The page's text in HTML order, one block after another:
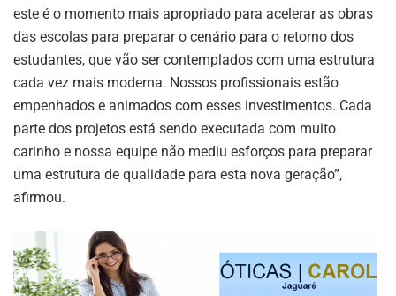
este é o momento mais apropriado para acelerar as obras
das escolas para preparar o cenário para o retorno dos
estudantes, que vão ser contemplados com uma estrutura
cada vez mais moderna. Nossos profissionais estão
empenhados e animados com esses investimentos. Cada
parte dos projetos está sendo executada com muito
carinho e nossa equipe não mediu esforços para preparar
uma estrutura de qualidade para esta nova geração”,
afirmou.